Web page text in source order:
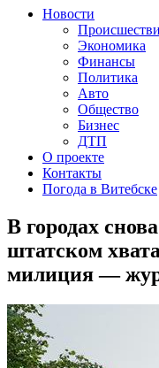
Новости
Экономика
Финансы
Политика
Авто
Общество
Бизнес
ДТП
О проекте
Контакты
Погода в Витебске
В городах
штатском
милиция —